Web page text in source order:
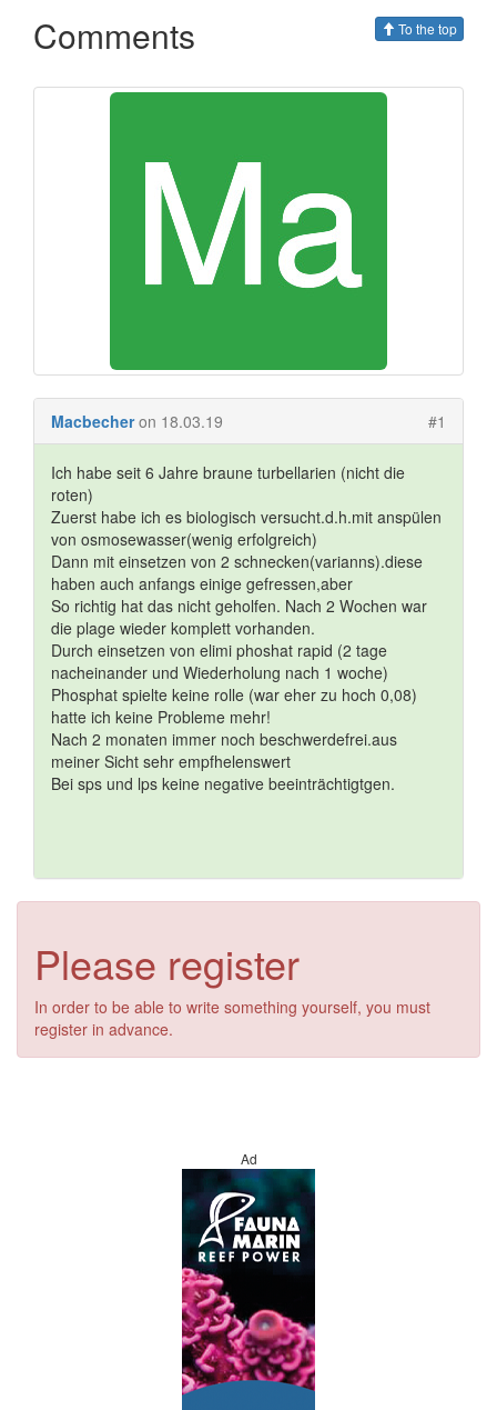
Comments To the top
Macbecher on 18.03.19 #1
Ich habe seit 6 Jahre braune turbellarien (nicht die
roten)
Zuerst habe ich es biologisch versucht.d.h.mit anspülen
von osmosewasser(wenig erfolgreich)
Dann mit einsetzen von 2 schnecken(varianns).diese
haben auch anfangs einige gefressen,aber
So richtig hat das nicht geholfen. Nach 2 Wochen war
die plage wieder komplett vorhanden.
Durch einsetzen von elimi phoshat rapid (2 tage
nacheinander und Wiederholung nach 1 woche)
Phosphat spielte keine rolle (war eher zu hoch 0,08)
hatte ich keine Probleme mehr!
Nach 2 monaten immer noch beschwerdefrei.aus
meiner Sicht sehr empfhelenswert
Bei sps und lps keine negative beeinträchtigtgen.
Please register
In order to be able to write something yourself, you must
register in advance.
Ad